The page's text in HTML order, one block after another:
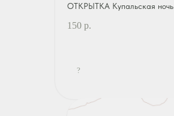
ОТКРЫТКА Купальская ночь
150 р.
?